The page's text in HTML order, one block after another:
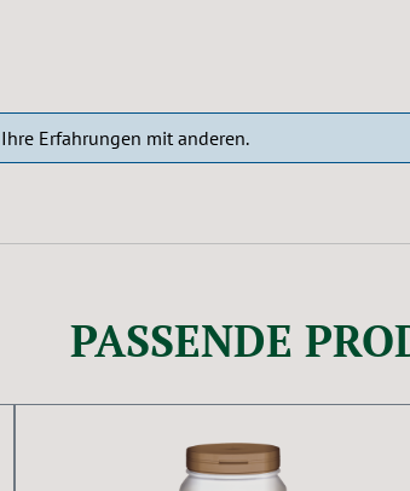
Erfahrungen mit anderen.
PASSENDE